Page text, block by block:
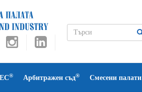
® Арбитражен съд® Смесени палати